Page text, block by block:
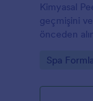
Kimyasal
geçmişini
önceden
sürecini
Go to
Spa